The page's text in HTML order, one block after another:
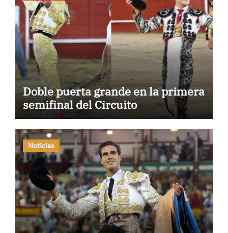
Doble puerta grande en la primera
semifinal del Circuito
Noticias